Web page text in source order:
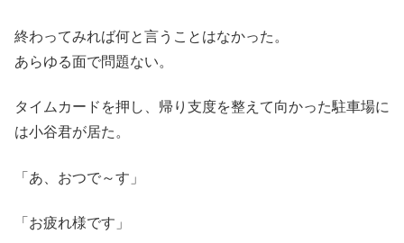
終わってみれば何と言うことはなかった。
あらゆる面で問題ない。
タイムカードを押し、帰り支度を整えて向かった駐車場に
は小谷君が居た。
「あ、おつで～す」
「お疲れ様です」